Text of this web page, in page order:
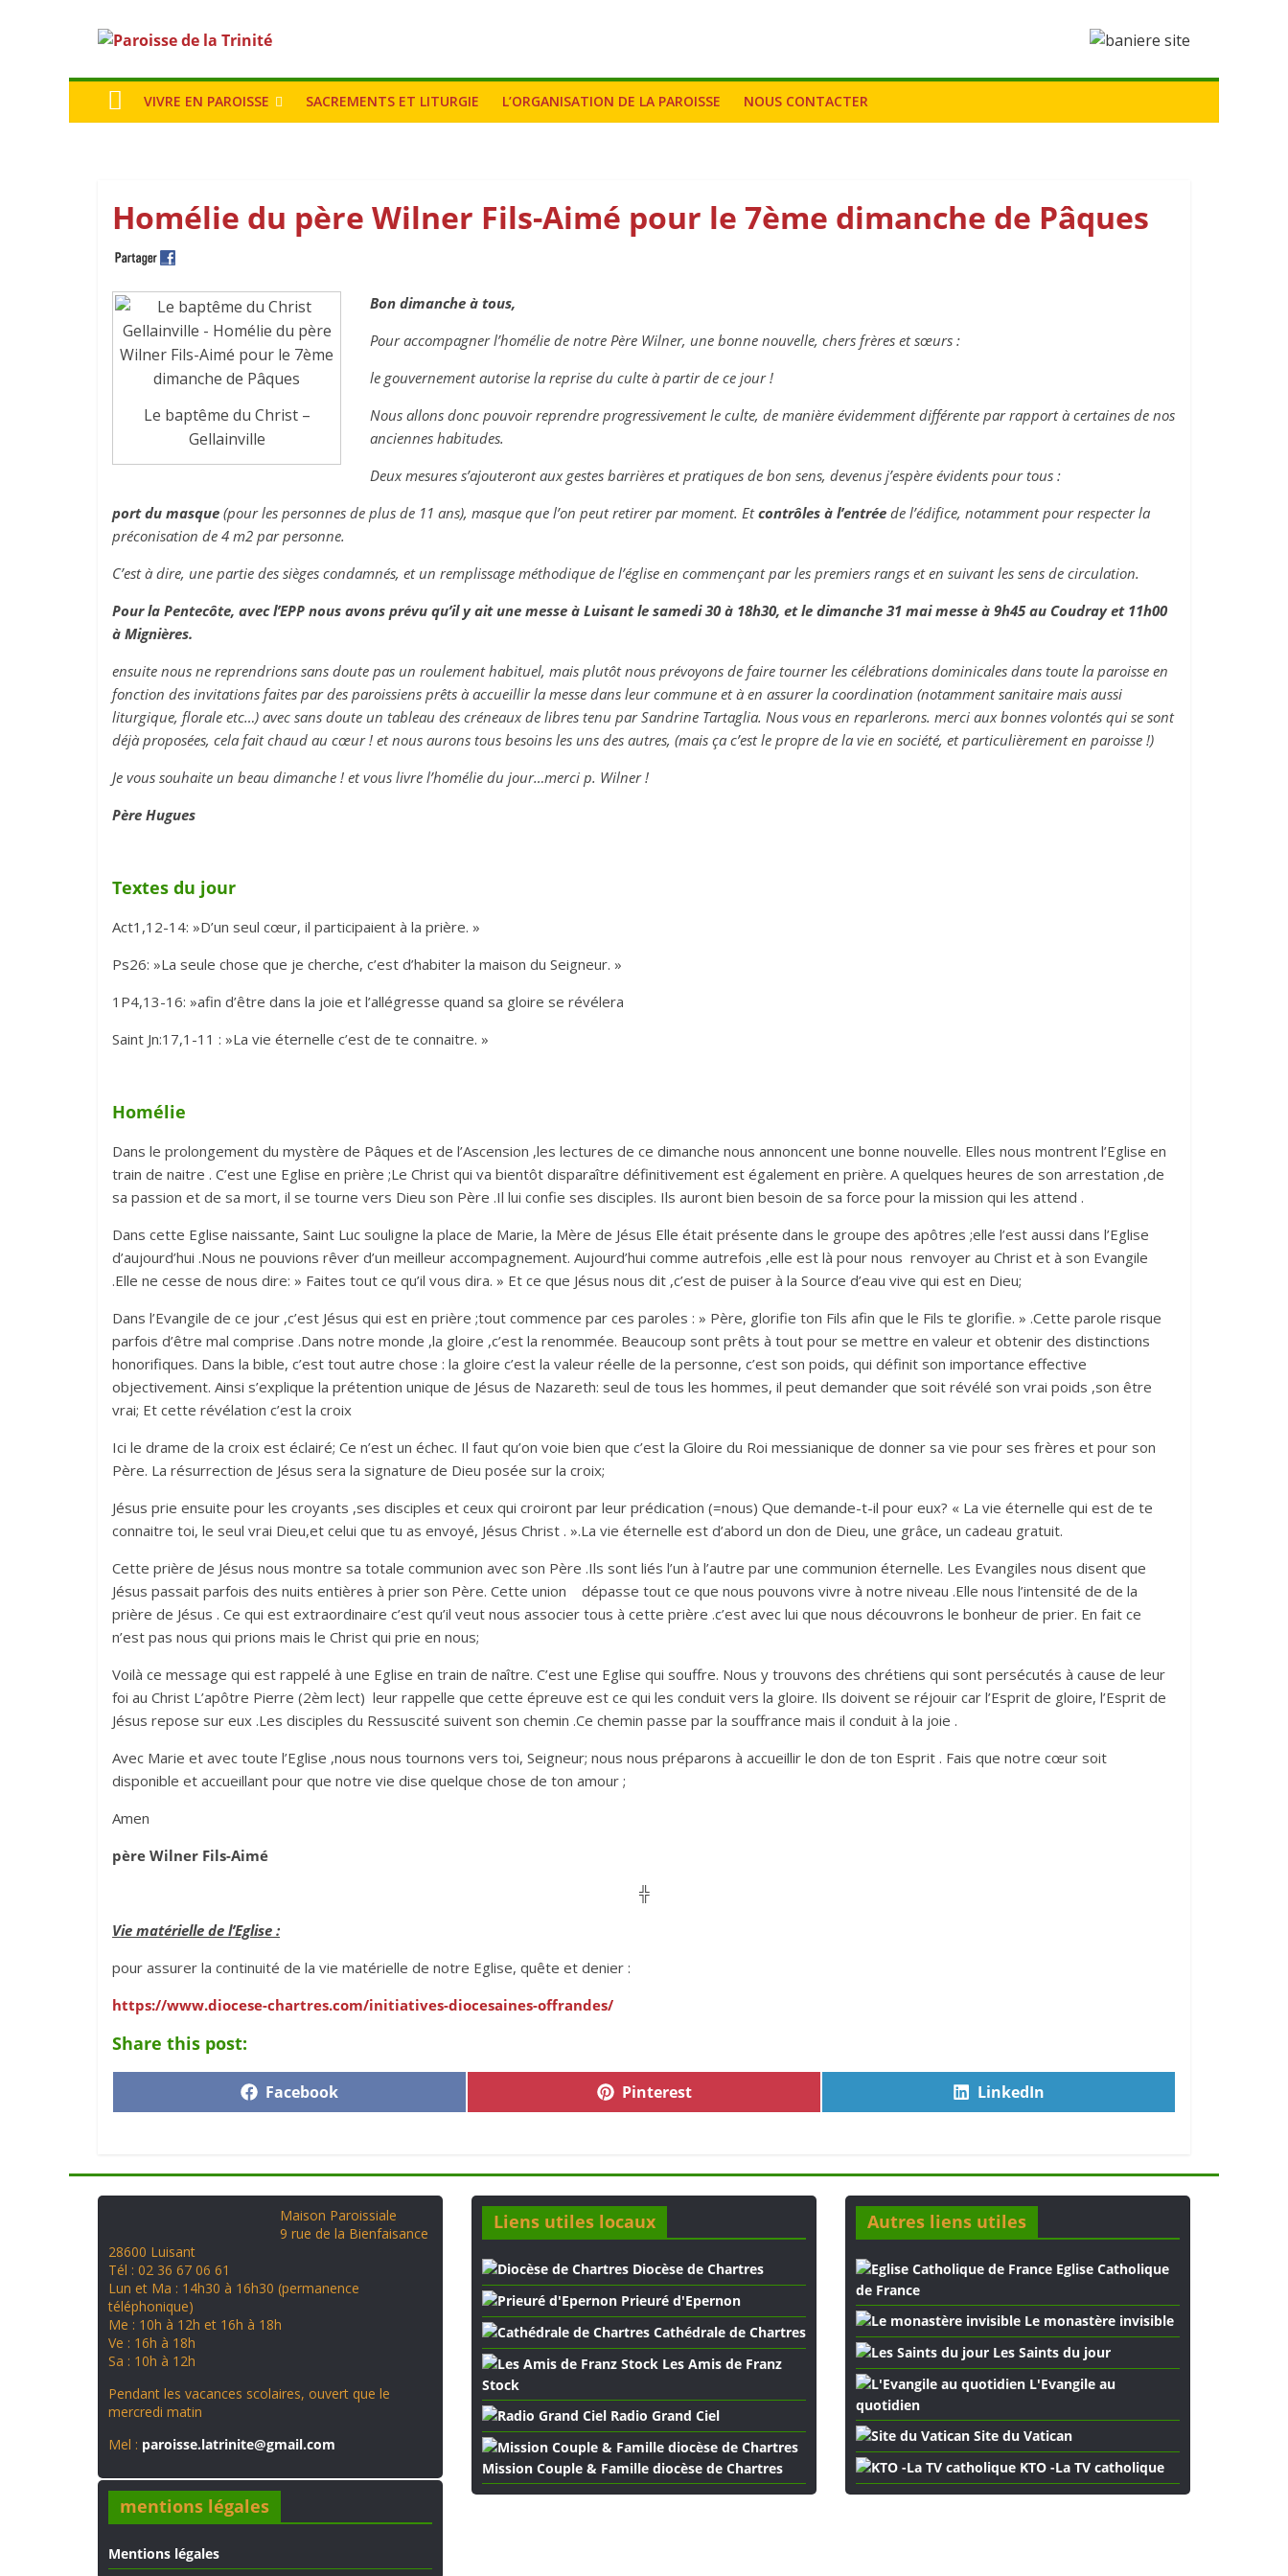
VIVRE EN PAROISSE SACREMENTS ET LITURGIE L’ORGANISATION DE LA PAROISSE NOUS CONTACTER
Homélie du père Wilner Fils-Aimé pour le 7ème dimanche de Pâques
Le baptême du Christ –
Gellainville
Bon dimanche à tous,
Pour accompagner l’homélie de notre Père Wilner, une bonne nouvelle, chers frères et sœurs :
le gouvernement autorise la reprise du culte à partir de ce jour !
Nous allons donc pouvoir reprendre progressivement le culte, de manière évidemment différente par rapport à certaines de nos
anciennes habitudes.
Deux mesures s’ajouteront aux gestes barrières et pratiques de bon sens, devenus j’espère évidents pour tous :
port du masque (pour les personnes de plus de 11 ans), masque que l’on peut retirer par moment. Etcontrôles à l’entrée de l’édifice, notamment pour respecter la
préconisation de 4 m2 par personne.
C’est à dire, une partie des sièges condamnés, et un remplissage méthodique de l’église en commençant par les premiers rangs et en suivant les sens de circulation.
Pour la Pentecôte, avec l’EPP nous avons prévu qu’il y ait une messe à Luisant le samedi 30 à 18h30, et le dimanche 31 mai messe à 9h45 au Coudray et 11h00
à Mignières.
ensuite nous ne reprendrions sans doute pas un roulement habituel, mais plutôt nous prévoyons de faire tourner les célébrations dominicales dans toute la paroisse en
fonction des invitations faites par des paroissiens prêts à accueillir la messe dans leur commune et à en assurer la coordination (notamment sanitaire mais aussi
liturgique, florale etc…) avec sans doute un tableau des créneaux de libres tenu par Sandrine Tartaglia. Nous vous en reparlerons. merci aux bonnes volontés qui se sont
déjà proposées, cela fait chaud au cœur ! et nous aurons tous besoins les uns des autres, (mais ça c’est le propre de la vie en société, et particulièrement en paroisse !)
Je vous souhaite un beau dimanche ! et vous livre l’homélie du jour…merci p. Wilner !
Père Hugues
Textes du jour
Act1,12-14: »D’un seul cœur, il participaient à la prière. »
Ps26: »La seule chose que je cherche, c’est d’habiter la maison du Seigneur. »
1P4,13-16: »afin d’être dans la joie et l’allégresse quand sa gloire se révélera
Saint Jn:17,1-11 : »La vie éternelle c’est de te connaitre. »
Homélie
Dans le prolongement du mystère de Pâques et de l’Ascension ,les lectures de ce dimanche nous annoncent une bonne nouvelle. Elles nous montrent l’Eglise en
train de naitre . C’est une Eglise en prière ;Le Christ qui va bientôt disparaître définitivement est également en prière. A quelques heures de son arrestation ,de
sa passion et de sa mort, il se tourne vers Dieu son Père .Il lui confie ses disciples. Ils auront bien besoin de sa force pour la mission qui les attend .
Dans cette Eglise naissante, Saint Luc souligne la place de Marie, la Mère de Jésus Elle était présente dans le groupe des apôtres ;elle l’est aussi dans l’Eglise
d’aujourd’hui .Nous ne pouvions rêver d’un meilleur accompagnement. Aujourd’hui comme autrefois ,elle est là pour nous renvoyer au Christ et à son Evangile
.Elle ne cesse de nous dire: » Faites tout ce qu’il vous dira. » Et ce que Jésus nous dit ,c’est de puiser à la Source d’eau vive qui est en Dieu;
Dans l’Evangile de ce jour ,c’est Jésus qui est en prière ;tout commence par ces paroles : » Père, glorifie ton Fils afin que le Fils te glorifie. » .Cette parole risque
parfois d’être mal comprise .Dans notre monde ,la gloire ,c’est la renommée. Beaucoup sont prêts à tout pour se mettre en valeur et obtenir des distinctions
honorifiques. Dans la bible, c’est tout autre chose : la gloire c’est la valeur réelle de la personne, c’est son poids, qui définit son importance effective
objectivement. Ainsi s’explique la prétention unique de Jésus de Nazareth: seul de tous les hommes, il peut demander que soit révélé son vrai poids ,son être
vrai; Et cette révélation c’est la croix
Ici le drame de la croix est éclairé; Ce n’est un échec. Il faut qu’on voie bien que c’est la Gloire du Roi messianique de donner sa vie pour ses frères et pour son
Père. La résurrection de Jésus sera la signature de Dieu posée sur la croix;
Jésus prie ensuite pour les croyants ,ses disciples et ceux qui croiront par leur prédication (=nous) Que demande-t-il pour eux? « La vie éternelle qui est de te
connaitre toi, le seul vrai Dieu,et celui que tu as envoyé, Jésus Christ . ».La vie éternelle est d’abord un don de Dieu, une grâce, un cadeau gratuit.
Cette prière de Jésus nous montre sa totale communion avec son Père .Ils sont liés l’un à l’autre par une communion éternelle. Les Evangiles nous disent que
Jésus passait parfois des nuits entières à prier son Père. Cette union dépasse tout ce que nous pouvons vivre à notre niveau .Elle nous l’intensité de de la
prière de Jésus . Ce qui est extraordinaire c’est qu’il veut nous associer tous à cette prière .c’est avec lui que nous découvrons le bonheur de prier. En fait ce
n’est pas nous qui prions mais le Christ qui prie en nous;
Voilà ce message qui est rappelé à une Eglise en train de naître. C’est une Eglise qui souffre. Nous y trouvons des chrétiens qui sont persécutés à cause de leur
foi au Christ L’apôtre Pierre (2èm lect) leur rappelle que cette épreuve est ce qui les conduit vers la gloire. Ils doivent se réjouir car l’Esprit de gloire, l’Esprit de
Jésus repose sur eux .Les disciples du Ressuscité suivent son chemin .Ce chemin passe par la souffrance mais il conduit à la joie .
Avec Marie et avec toute l’Eglise ,nous nous tournons vers toi, Seigneur; nous nous préparons à accueillir le don de ton Esprit . Fais que notre cœur soit
disponible et accueillant pour que notre vie dise quelque chose de ton amour ;
Amen
père Wilner Fils-Aimé
╬
Vie matérielle de l’Eglise :
pour assurer la continuité de la vie matérielle de notre Eglise, quête et denier :
https://www.diocese-chartres.com/initiatives-diocesaines-offrandes/
Share this post:
Facebook Pinterest LinkedIn
Maison Paroissiale
9 rue de la Bienfaisance
28600 Luisant
Tél : 02 36 67 06 61
Lun et Ma : 14h30 à 16h30 (permanence
téléphonique)
Me : 10h à 12h et 16h à 18h
Ve : 16h à 18h
Sa : 10h à 12h
Pendant les vacances scolaires, ouvert que le
mercredi matin
Mel : paroisse.latrinite@gmail.com
mentions légales
Mentions légales
Liens utiles locaux
Diocèse de Chartres
Prieuré d'Epernon
Cathédrale de Chartres
Les Amis de Franz
Stock
Radio Grand Ciel
Mission Couple & Famille diocèse de Chartres
Autres liens utiles
Eglise Catholique
de France
Le monastère invisible
Les Saints du jour
L'Evangile au
quotidien
Site du Vatican
KTO -La TV catholique